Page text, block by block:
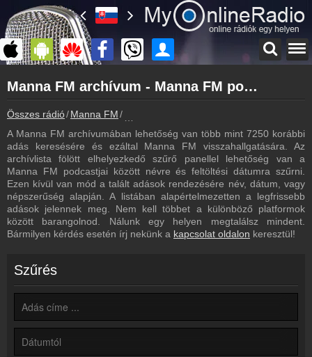
myonlineradio.hu
Manna FM
Vissza a Manna FM oldalára
Bejelentkezés
Hozz létre saját fiókot!
Most szól
Tudd meg mi szólt eddig
Műsorújság
Manna FM műsorai
Manna FM kapcsolatos hírek
Kapcsolat
Írj nekünk!
Partnerek
Rádiós partnerek
Manna FM archívum - Manna FM podcasts - Manna FM visszahallgatás
Összes rádió Manna FM
A Manna FM archívumában lehetőség van több mint 7250 korábbi
adás keresésére és ezáltal Manna FM visszahallgatására. Az
archívlista fölött elhelyezkedő szűrő panellel lehetőség van a
Manna FM podcastjai között névre és feltöltési dátumra szűrni.
Ezen kívül van mód a talált adások rendezésére név, dátum, vagy
népszerűség alapján. A listában alapértelmezetten a legfrissebb
adások jelennek meg. Nem kell többet a különböző platformok
között barangolnod. Nálunk egy helyen megtalálsz mindent.
Bármilyen kérdés esetén írj nekünk a kapcsolat oldalon keresztül!
Szűrés